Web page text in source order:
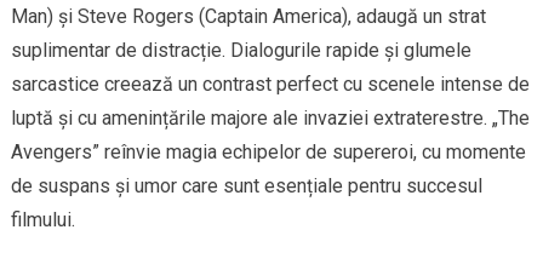
Man) și Steve Rogers (Captain America), adaugă un strat
suplimentar de distracție. Dialogurile rapide și glumele
sarcastice creează un contrast perfect cu scenele intense de
luptă și cu amenințările majore ale invaziei extraterestre. „The
Avengers” reînvie magia echipelor de supereroi, cu momente
de suspans și umor care sunt esențiale pentru succesul
filmului.